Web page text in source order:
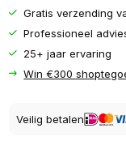
Gratis verzending
Professioneel
25+ jaar ervaring
Win €300
Veilig betalen